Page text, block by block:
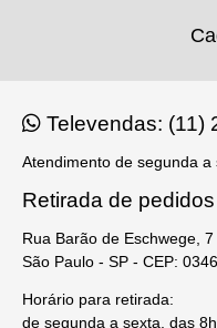
Televendas: (11)
Atendimento de segunda a
Retirada de pedidos
Rua Barão de Eschwege,
São Paulo - SP - CEP:
Horário para retirada:
de segunda a sexta, das